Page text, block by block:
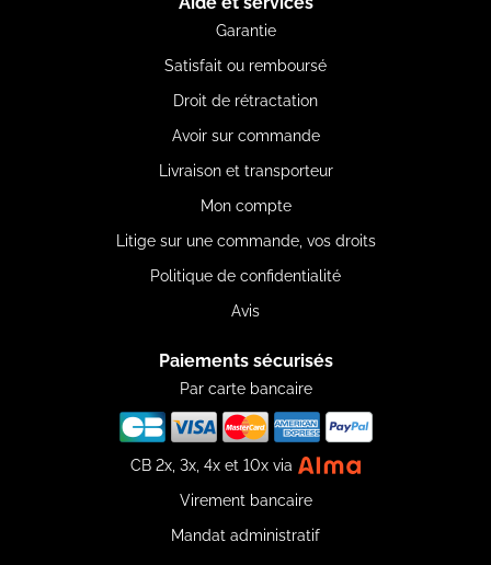
Garantie
Satisfait ou remboursé
Droit de rétractation
Avoir sur commande
Livraison et transporteur
Mon compte
Litige sur une commande, vos droits
Politique de confidentialité
Avis
Paiements sécurisés
Par carte bancaire
CB 2x, 3x, 4x et 10x via
Virement bancaire
Mandat administratif